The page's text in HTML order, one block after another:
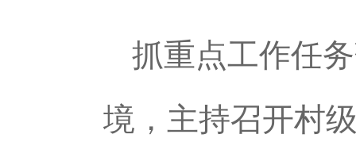
抓重点工作任
境，主持召开村